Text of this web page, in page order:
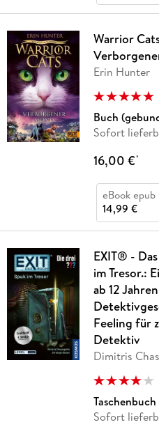
Warrior
Erin Hunter
Buch
Sofort
16,00 €*
eBook epub
14,99 €
EXIT® -
im Tresor.:
ab 12
Feeling für
Detektiv
Dimitris
Taschenbuch
Sofort